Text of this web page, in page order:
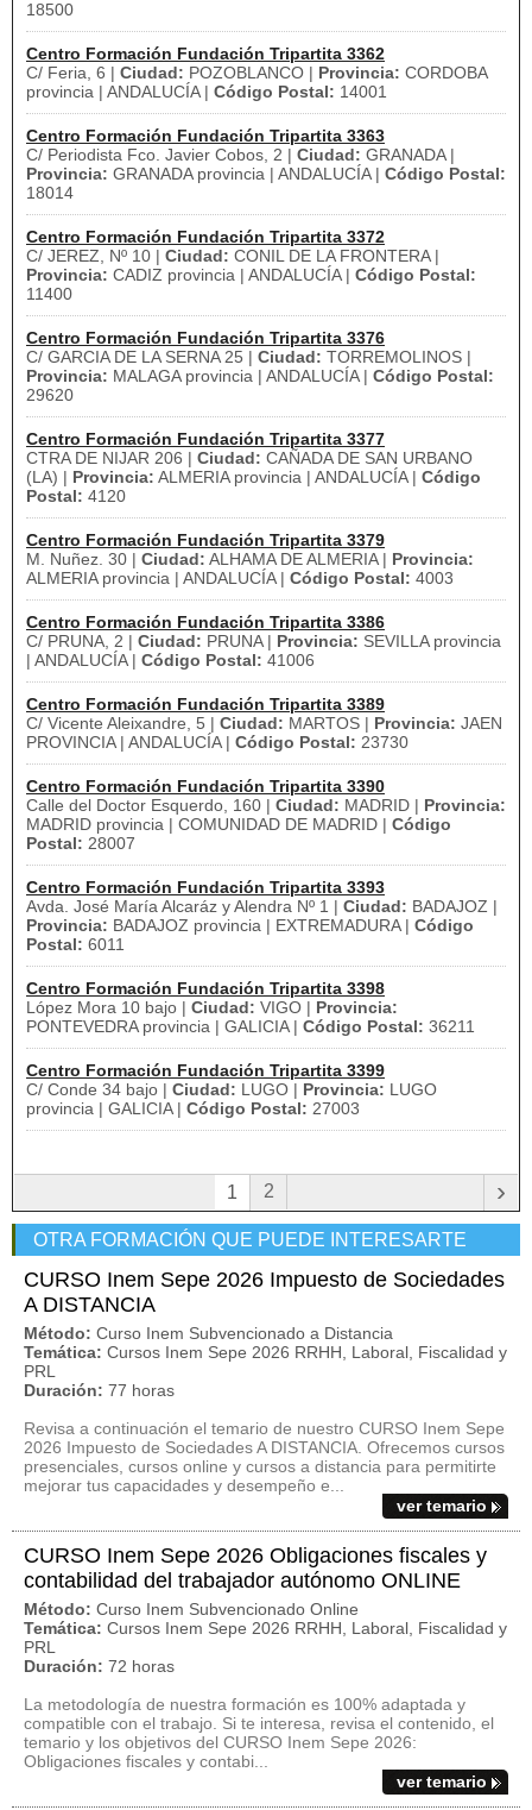
18500
Centro Formación Fundación Tripartita 3362
C/ Feria, 6 | Ciudad: POZOBLANCO | Provincia: CORDOBA
provincia | ANDALUCÍA | Código Postal: 14001
Centro Formación Fundación Tripartita 3363
C/ Periodista Fco. Javier Cobos, 2 | Ciudad: GRANADA |
Provincia: GRANADA provincia | ANDALUCÍA | Código Postal:
18014
Centro Formación Fundación Tripartita 3372
C/ JEREZ, Nº 10 | Ciudad: CONIL DE LA FRONTERA |
Provincia: CADIZ provincia | ANDALUCÍA | Código Postal:
11400
Centro Formación Fundación Tripartita 3376
C/ GARCIA DE LA SERNA 25 | Ciudad: TORREMOLINOS |
Provincia: MALAGA provincia | ANDALUCÍA | Código Postal:
29620
Centro Formación Fundación Tripartita 3377
CTRA DE NIJAR 206 | Ciudad: CAÑADA DE SAN URBANO
(LA) | Provincia: ALMERIA provincia | ANDALUCÍA | Código
Postal: 4120
Centro Formación Fundación Tripartita 3379
M. Nuñez. 30 | Ciudad: ALHAMA DE ALMERIA | Provincia:
ALMERIA provincia | ANDALUCÍA | Código Postal: 4003
Centro Formación Fundación Tripartita 3386
C/ PRUNA, 2 | Ciudad: PRUNA | Provincia: SEVILLA provincia
| ANDALUCÍA | Código Postal: 41006
Centro Formación Fundación Tripartita 3389
C/ Vicente Aleixandre, 5 | Ciudad: MARTOS | Provincia: JAEN
PROVINCIA | ANDALUCÍA | Código Postal: 23730
Centro Formación Fundación Tripartita 3390
Calle del Doctor Esquerdo, 160 | Ciudad: MADRID | Provincia:
MADRID provincia | COMUNIDAD DE MADRID | Código
Postal: 28007
Centro Formación Fundación Tripartita 3393
Avda. José María Alcaráz y Alendra Nº 1 | Ciudad: BADAJOZ |
Provincia: BADAJOZ provincia | EXTREMADURA | Código
Postal: 6011
Centro Formación Fundación Tripartita 3398
López Mora 10 bajo | Ciudad: VIGO | Provincia:
PONTEVEDRA provincia | GALICIA | Código Postal: 36211
Centro Formación Fundación Tripartita 3399
C/ Conde 34 bajo | Ciudad: LUGO | Provincia: LUGO
provincia | GALICIA | Código Postal: 27003
1 2 ›
OTRA FORMACIÓN QUE PUEDE INTERESARTE
CURSO Inem Sepe 2026 Impuesto de Sociedades
A DISTANCIA
Método: Curso Inem Subvencionado a Distancia
Temática: Cursos Inem Sepe 2026 RRHH, Laboral, Fiscalidad y
PRL
Duración: 77 horas
Revisa a continuación el temario de nuestro CURSO Inem Sepe
2026 Impuesto de Sociedades A DISTANCIA. Ofrecemos cursos
presenciales, cursos online y cursos a distancia para permitirte
mejorar tus capacidades y desempeño e...
ver temario
CURSO Inem Sepe 2026 Obligaciones fiscales y
contabilidad del trabajador autónomo ONLINE
Método: Curso Inem Subvencionado Online
Temática: Cursos Inem Sepe 2026 RRHH, Laboral, Fiscalidad y
PRL
Duración: 72 horas
La metodología de nuestra formación es 100% adaptada y
compatible con el trabajo. Si te interesa, revisa el contenido, el
temario y los objetivos del CURSO Inem Sepe 2026:
Obligaciones fiscales y contabi...
ver temario